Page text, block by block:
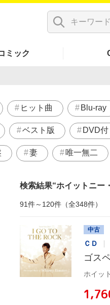
ミック
ヒット曲 Blu-ray
ベスト版 DVD付
妻 唯一無二
検索結果 ホイットニー
91件～120件（全348件）
中古
ＣＤ
ゴス
ホイッ